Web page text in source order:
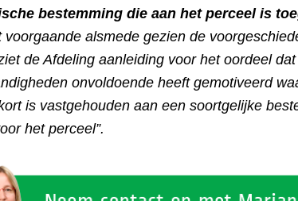
bestemming die aan het perceel is
voorgaande alsmede gezien de
de Afdeling aanleiding voor het oordeel
onvoldoende heeft gemotiveerd
is vastgehouden aan een soortgelijke
het perceel”.